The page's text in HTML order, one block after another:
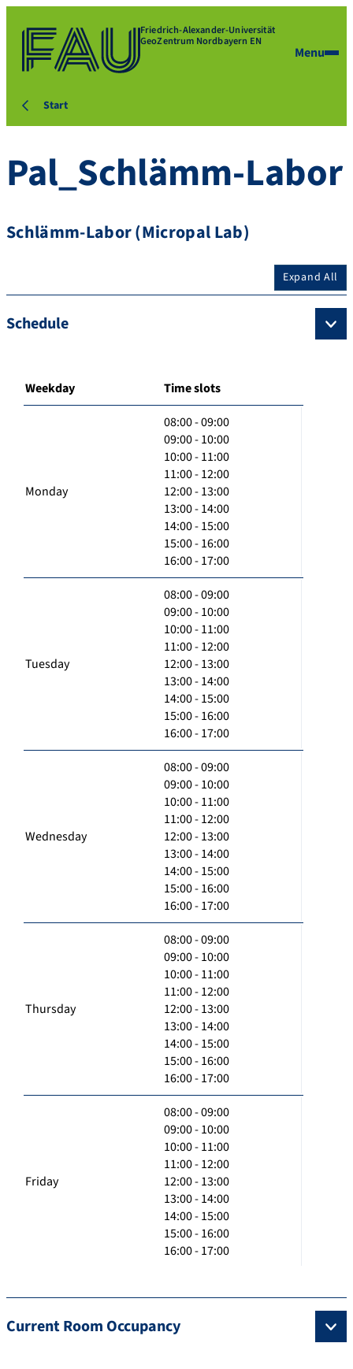
Friedrich-Alexander-Universität
GeoZentrum Nordbayern EN
Menu
Start
Pal_Schlämm-Labor
Schlämm-Labor (Micropal Lab)
Expand All
Schedule
Weekday Time slots
Monday
08:00 - 09:00
09:00 - 10:00
10:00 - 11:00
11:00 - 12:00
12:00 - 13:00
13:00 - 14:00
14:00 - 15:00
15:00 - 16:00
16:00 - 17:00
Tuesday
08:00 - 09:00
09:00 - 10:00
10:00 - 11:00
11:00 - 12:00
12:00 - 13:00
13:00 - 14:00
14:00 - 15:00
15:00 - 16:00
16:00 - 17:00
Wednesday
08:00 - 09:00
09:00 - 10:00
10:00 - 11:00
11:00 - 12:00
12:00 - 13:00
13:00 - 14:00
14:00 - 15:00
15:00 - 16:00
16:00 - 17:00
Thursday
08:00 - 09:00
09:00 - 10:00
10:00 - 11:00
11:00 - 12:00
12:00 - 13:00
13:00 - 14:00
14:00 - 15:00
15:00 - 16:00
16:00 - 17:00
Friday
08:00 - 09:00
09:00 - 10:00
10:00 - 11:00
11:00 - 12:00
12:00 - 13:00
13:00 - 14:00
14:00 - 15:00
15:00 - 16:00
16:00 - 17:00
Current Room Occupancy